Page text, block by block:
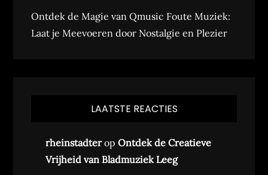
Ontdek de Magie van Qmusic Foute Muziek:
Laat je Meevoeren door Nostalgie en Plezier
LAATSTE REACTIES
rheinstadteropOntdek de Creatieve
Vrijheid van Bladmuziek Leeg